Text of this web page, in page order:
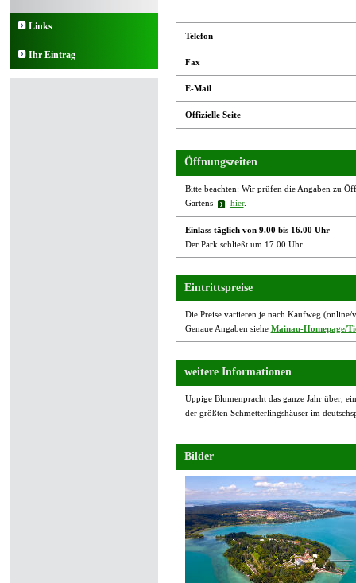
Links
Ihr Eintrag
Telefon
Fax
E-Mail
Offizielle Seite
Öffnungszeiten
Bitte beachten: Wir prüfen die Angaben zu
Gartens
hier.
Einlass täglich von 9.00 bis 16.00 Uhr
Der Park schließt um 17.00 Uhr.
Eintrittspreise
Die Preise variieren je nach Kaufweg (online/
Genaue Angaben siehe Mainau-Homepage/
weitere Informationen
Üppige Blumenpracht das ganze Jahr über,
der größten Schmetterlingshäuser im
Bilder